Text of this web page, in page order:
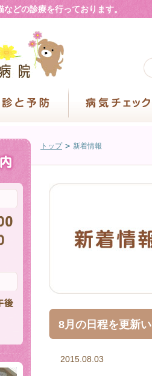
どの診療を行っております。
トップ 新着情報
8月の日程を更新い
2015.08.03